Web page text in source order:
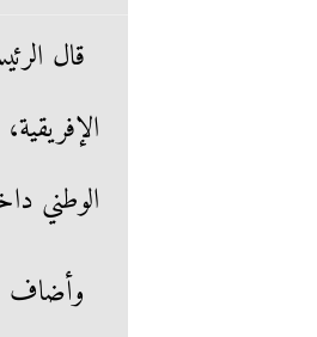
قال
الوطني
وأضاف